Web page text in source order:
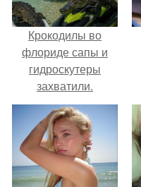
Крокодилы во
флориде сапы и
гидроскутеры
захватили.